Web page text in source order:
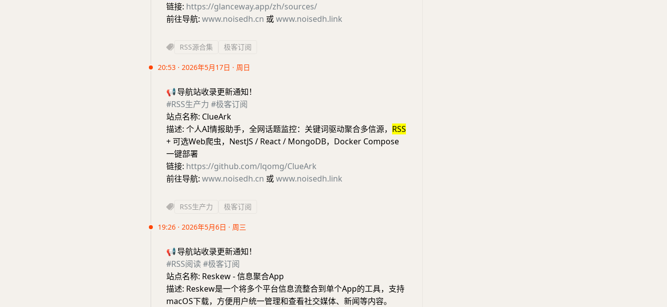
链接: https://glanceway.app/zh/sources/
前往导航: www.noisedh.cn 或www.noisedh.link
RSS源合集 极客订阅
20:53 · 2026年5月17日 · 周日
📢导航站收录更新通知！
#RSS生产力 #极客订阅
站点名称: ClueArk
描述: 个人AI情报助手，全网话题监控：关键词驱动聚合多信源， RSS
+ 可选Web爬虫，NestJS / React / MongoDB，Docker Compose
一键部署
链接: https://github.com/lqomg/ClueArk
前往导航: www.noisedh.cn 或www.noisedh.link
RSS生产力 极客订阅
19:26 · 2026年5月6日 · 周三
📢导航站收录更新通知！
#RSS阅读 #极客订阅
站点名称: Reskew - 信息聚合App
描述: Reskew是一个将多个平台信息流整合到单个App的工具，支持
macOS下载，方便用户统一管理和查看社交媒体、新闻等内容。